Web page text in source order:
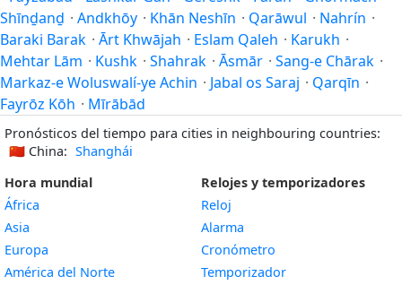
Shīnḏanḏ · Andkhōy · Khān Neshīn · Qarāwul · Nahrín ·
Baraki Barak · Ārt Khwājah · Eslam Qaleh · Karukh ·
Mehtar Lām · Kushk · Shahrak · Āsmār · Sang-e Chārak ·
Markaz-e Woluswalí-ye Achin · Jabal os Saraj · Qarqīn ·
Fayrōz Kōh · Mīrābād
Pronósticos del tiempo para cities in neighbouring countries:
🇨🇳 China: Shanghái
Hora mundial
África
Asia
Europa
América del Norte
Relojes y temporizadores
Reloj
Alarma
Cronómetro
Temporizador